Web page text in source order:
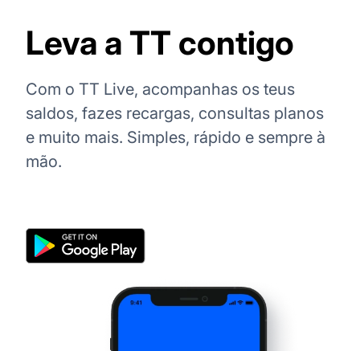
Leva a TT contigo
Com o TT Live, acompanhas os teus
saldos, fazes recargas, consultas planos
e muito mais. Simples, rápido e sempre à
mão.